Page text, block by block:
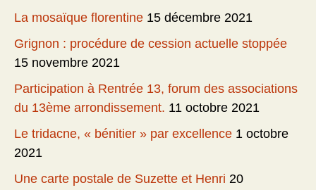
La mosaïque florentine 15 décembre 2021
Grignon : procédure de cession actuelle stoppée
15 novembre 2021
Participation à Rentrée 13, forum des associations
du 13ème arrondissement. 11 octobre 2021
Le tridacne, « bénitier » par excellence 1 octobre
2021
Une carte postale de Suzette et Henri 20